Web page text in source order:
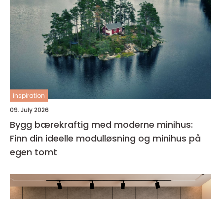
inspiration
09. July 2026
Bygg bærekraftig med moderne minihus:
Finn din ideelle modulløsning og minihus på
egen tomt